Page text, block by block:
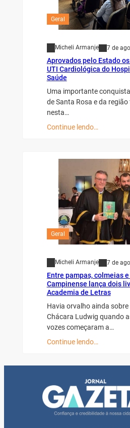
Geral
Micheli Armanje 7 de
Aprovados pelo Estado
UTI Cardiológica do
Saúde
Uma importante
de Santa Rosa e da
nesta…
Continue lendo…
Geral
Micheli Armanje 7 de
Entre pampas, colmeias
Campinense lança dois
Academia de Letras
Havia orvalho ainda
Chácara Ludwig quando
vozes começaram a…
Continue lendo…